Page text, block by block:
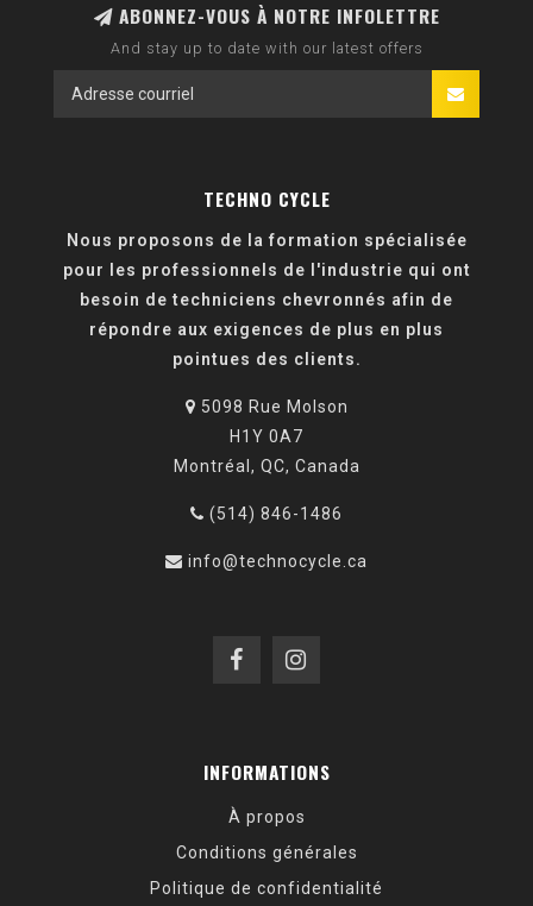
ABONNEZ-VOUS À NOTRE INFOLETTRE
And stay up to date with our latest offers
TECHNO CYCLE
Nous proposons de la formation spécialisée
pour les professionnels de l'industrie qui ont
besoin de techniciens chevronnés afin de
répondre aux exigences de plus en plus
pointues des clients.
5098 Rue Molson
H1Y 0A7
Montréal, QC, Canada
(514) 846-1486
info@technocycle.ca
INFORMATIONS
À propos
Conditions générales
Politique de confidentialité